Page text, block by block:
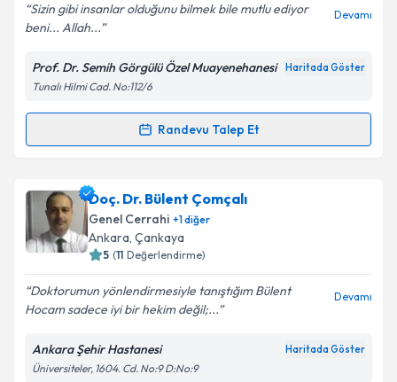
Kişisel verilerimin işlenmesine ilişkin Aydınlatma
Metni'ni okudum ve kişisel verilerimin belirtilen
kapsamda işlenmesini kabul ediyorum.
Sizin gibi insanlar olduğunu bilmek bile mutlu ediyor
beni... Allah...
Devamı
Prof. Dr. Semih Görgülü Özel Muayenehanesi Haritada Göster
Tunalı Hilmi Cad. No:112/6
Randevu Talep Et
Randevu Takvimi Talebi
Prof. Dr. Semih Görgülüiçin randevu takvimi talebi
oluşturun. Size bu uzmandan randevu almanız için bir
takvim hazırlandığında e-posta ile bilgilendireceğiz.
Kişisel verilerimin işlenmesine ilişkin
Aydınlatma
Metni'ni okudum ve kişisel verilerimin belirtilen
Doç. Dr. Bülent Çomçalı
Genel Cerrahi +1diğer
Ankara, Çankaya
5 (11 Değerlendirme)
Doktorumun yönlendirmesiyle tanıştığım Bülent
Hocam sadece iyi bir hekim değil;...
Devamı
Ankara Şehir Hastanesi Haritada Göster
Üniversiteler, 1604. Cd. No:9 D:No:9